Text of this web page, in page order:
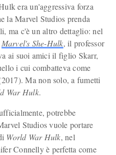
era un'aggressiva forza
la Marvel Studios prenda
ma c'è un altro dettaglio: nel
Marvel's She-Hulk, il professor
ai suoi amici il figlio Skarr,
i cui combatteva come
Ma non solo, a fumetti
War Hulk.
potrebbe
Studios vuole portare
World War Hulk, nel
Connelly è perfetta come